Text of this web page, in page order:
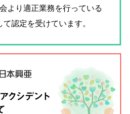
より適正業務を行っている
認定を受けています。